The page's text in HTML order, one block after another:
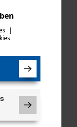
auf
sein.
|
Bitte